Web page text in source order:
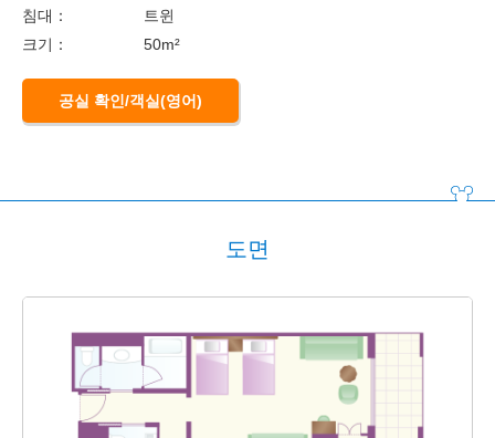
침대：
트윈
크기：
50m²
공실 확인/객실(영어)
도면